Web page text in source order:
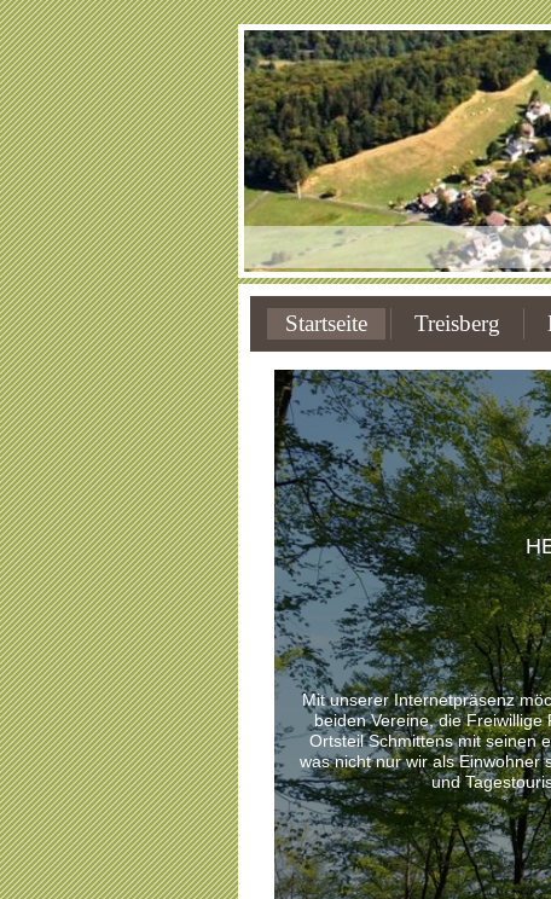
Startseite Treisberg
Mit unserer Internetpräsenz
beiden Vereine, die
Ortsteil Schmittens mit seinen
was nicht nur wir als Einwohner
und